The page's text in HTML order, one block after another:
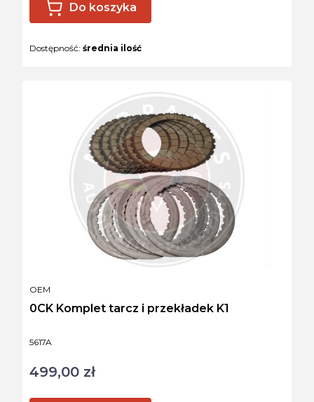
Do koszyka
Dostępność: średnia ilość
Kod produktu
5617A
0CK Komplet tarcz i przekładek K1
PRODUCENT
OEM
Cena
499,00 zł